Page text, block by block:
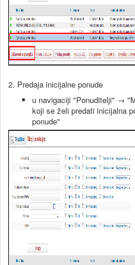
2. Predaja inicijalne ponude
u navigaciji "Ponuditelji" →
koji se želi predati inicijalna
ponude"